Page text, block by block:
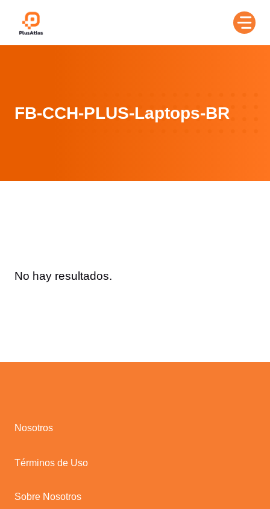
FB-CCH-PLUS-Laptops-BR
No hay resultados.
Nosotros
Términos de Uso
Sobre Nosotros